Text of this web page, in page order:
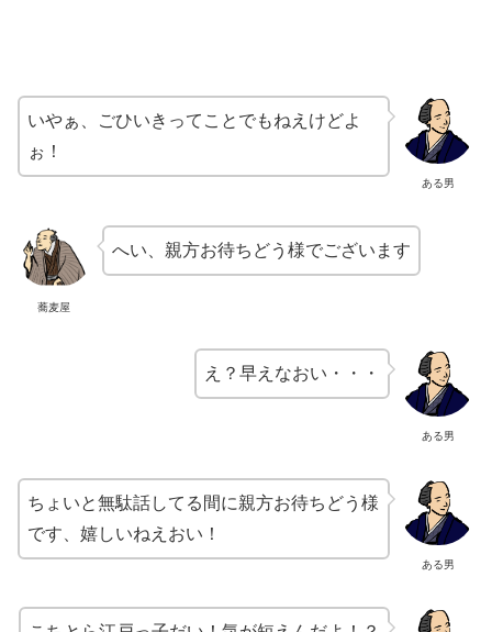
ある男
いやぁ、ごひいきってことでもねえけどよ
ぉ！
蕎麦屋
へい、親方お待ちどう様でございます
ある男
え？早えなおい・・・
ある男
ちょいと無駄話してる間に親方お待ちどう様
です、嬉しいねえおい！